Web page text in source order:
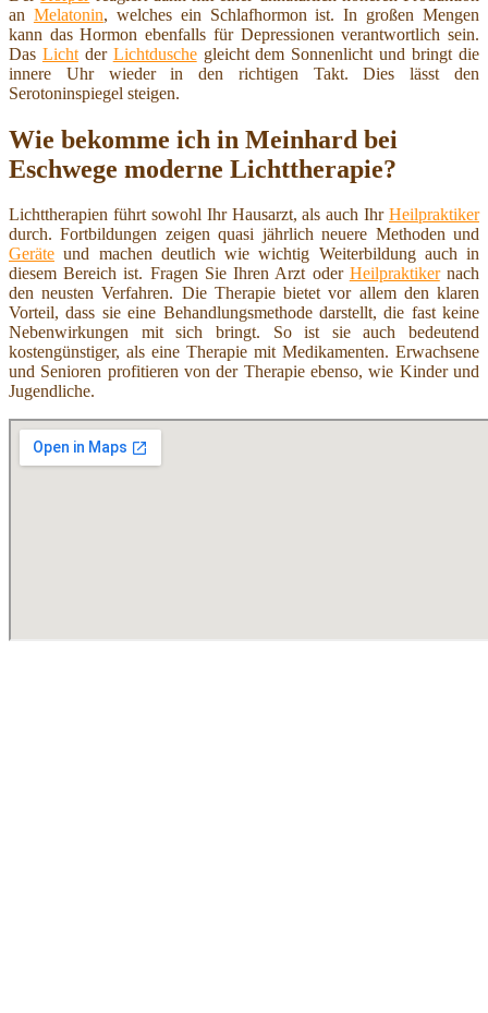
an Melatonin, welches ein Schlafhormon ist. In großen Mengen
kann das Hormon ebenfalls für Depressionen verantwortlich sein.
Das Lichtder Lichtduschegleicht dem Sonnenlicht und bringt die
innere Uhr wieder in den richtigen Takt. Dies lässt den
Serotoninspiegel steigen.
Wie bekomme ich in Meinhard bei
Eschwege moderne Lichttherapie?
Lichttherapien führt sowohl Ihr Hausarzt, als auch Ihr Heilpraktiker
durch. Fortbildungen zeigen quasi jährlich neuere Methoden und
Geräte und machen deutlich wie wichtig Weiterbildung auch in
diesem Bereich ist. Fragen Sie Ihren Arzt oder Heilpraktikernach
den neusten Verfahren. Die Therapie bietet vor allem den klaren
Vorteil, dass sie eine Behandlungsmethode darstellt, die fast keine
Nebenwirkungen mit sich bringt. So ist sie auch bedeutend
kostengünstiger, als eine Therapie mit Medikamenten. Erwachsene
und Senioren profitieren von der Therapie ebenso, wie Kinder und
Jugendliche.